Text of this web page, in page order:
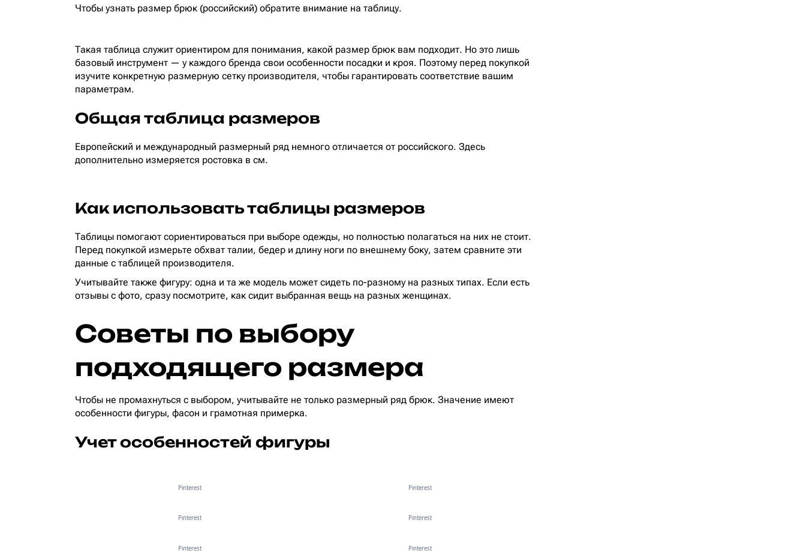
Чтобы узнать размер брюк (российский) обратите внимание на таблицу.
Такая таблица служит ориентиром для понимания, какой размер брюк вам подходит. Но это лишь
базовый инструмент — у каждого бренда свои особенности посадки и кроя. Поэтому перед покупкой
изучите конкретную размерную сетку производителя, чтобы гарантировать соответствие вашим
параметрам.
Общая таблица размеров
Европейский и международный размерный ряд немного отличается от российского. Здесь
дополнительно измеряется ростовка в см.
Как использовать таблицы размеров
Таблицы помогают сориентироваться при выборе одежды, но полностью полагаться на них не стоит.
Перед покупкой измерьте обхват талии, бедер и длину ноги по внешнему боку, затем сравните эти
данные с таблицей производителя.
Учитывайте также фигуру: одна и та же модель может сидеть по-разному на разных типах. Если есть
отзывы с фото, сразу посмотрите, как сидит выбранная вещь на разных женщинах.
Советы по выбору
подходящего размера
Чтобы не промахнуться с выбором, учитывайте не только размерный ряд брюк. Значение имеют
особенности фигуры, фасон и грамотная примерка.
Учет особенностей фигуры
Pinterest Pinterest
Pinterest Pinterest
Pinterest Pinterest